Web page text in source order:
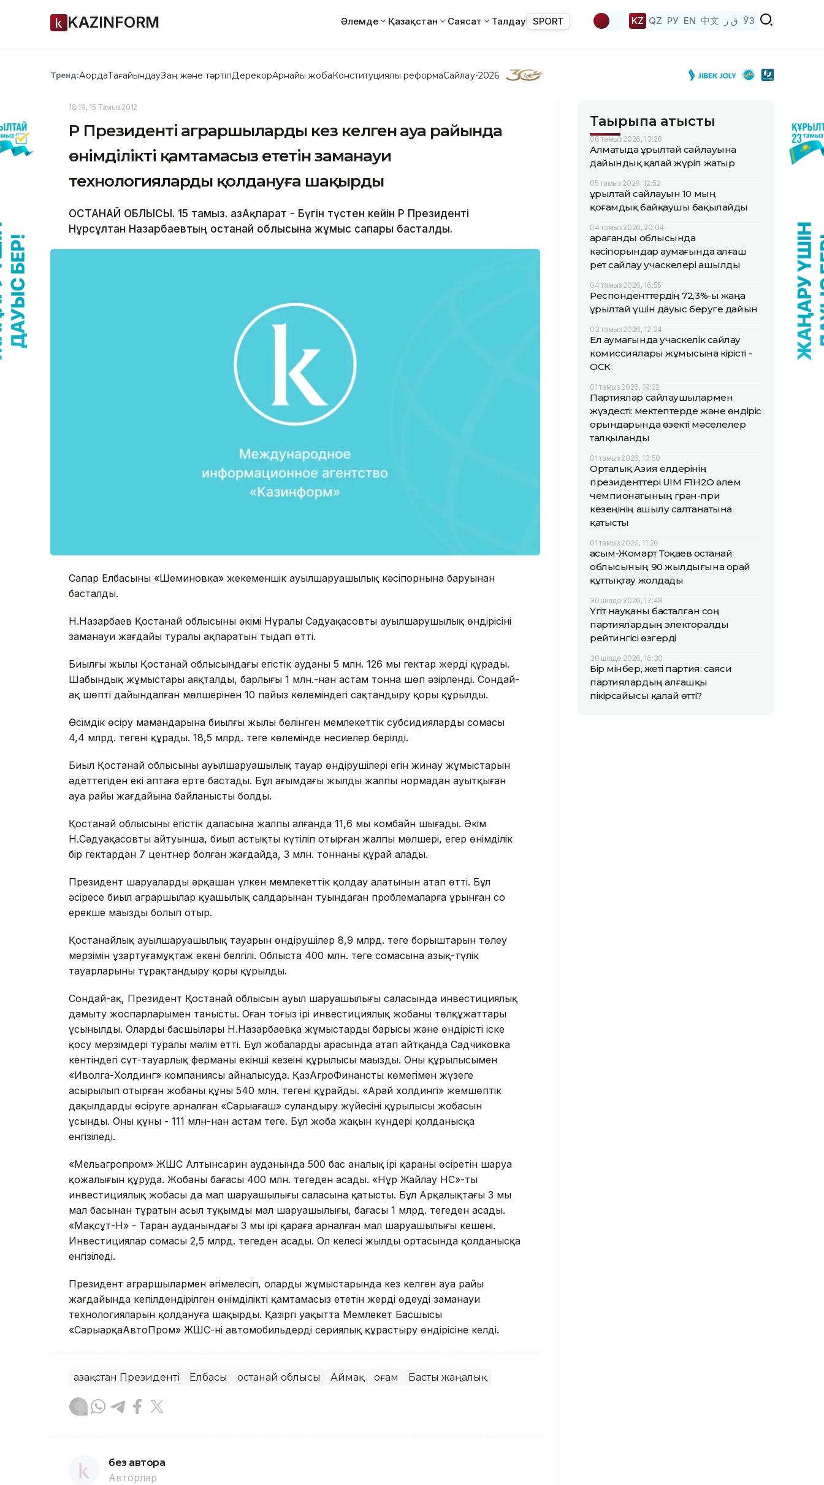
KAZINFORM Әлемде Қазақстан Саясат Талдау SPORT KZ QZ РУ EN 中文 ق ز ЎЗ
Тренд:АқордаТағайындауЗаң және тәртіпДерекқорАрнайы жобаКонституциялық реформаСайлау-2026
18:19, 15 Тамыз 2012
ҚР Президенті аграршыларды кез келген ауа райында
өнімділікті қамтамасыз ететін заманауи
технологияларды қолдануға шақырды
ҚОСТАНАЙ ОБЛЫСЫ. 15 тамыз. ҚазАқпарат - Бүгін түстен кейін ҚР Президенті
Нұрсұлтан Назарбаевтың Қостанай облысына жұмыс сапары басталды.
Сапар Елбасының «Шеминовка» жекеменшік ауылшаруашылық кәсіпорнына баруынан
басталды.
Н.Назарбаев Қостанай облысының әкімі Нұралы Сәдуақасовтың ауылшарушылық өндірісінің
заманауи жағдайы туралы ақпаратын тыңдап өтті.
Биылғы жылы Қостанай облысындағы егістік ауданы 5 млн. 126 мың гектар жерді құрады.
Шабындық жұмыстары аяқталды, барлығы 1 млн.-нан астам тонна шөп әзірленді. Сондай-
ақ шөптің дайындалған мөлшерінен 10 пайыз көлеміндегі сақтандыру қоры құрылды.
Өсімдік өсіру мамандарына биылғы жылы бөлінген мемлекеттік субсидиялардың сомасы
4,4 млрд. теңгені құрады. 18,5 млрд. теңге көлемінде несиелер берілді.
Биыл Қостанай облысының ауылшаруашылық тауар өндірушілері егін жинау жұмыстарын
әдеттегіден екі аптаға ерте бастады. Бұл ағымдағы жылдың жалпы нормадан ауытқыған
ауа райы жағдайына байланысты болды.
Қостанай облысының егістік даласына жалпы алғанда 11,6 мың комбайн шығады. Әкім
Н.Сәдуақасовтың айтуынша, биыл астықтың күтіліп отырған жалпы мөлшері, егер өнімділік
бір гектардан 7 центнер болған жағдайда, 3 млн. тоннаны құрай алады.
Президент шаруалардың әрқашан үлкен мемлекеттік қолдау алатынын атап өтті. Бұл
әсіресе биыл аграршылар қуаңшылық салдарынан туындаған проблемаларға ұрынған соң
ерекше маңызды болып отыр.
Қостанайлық ауылшаруашылық тауарын өндірушілер 8,9 млрд. теңге борыштарын төлеу
мерзімін ұзартуғамұқтаж екені белгілі. Облыста 400 млн. теңге сомасына азық-түлік
тауарларының тұрақтандыру қоры құрылды.
Сондай-ақ, Президент Қостанай облысын ауыл шаруашылығы саласында инвестициялық
дамыту жоспарларымен танысты. Оған тоғыз ірі инвестициялық жобаның төлқұжаттары
ұсынылды. Олардың басшылары Н.Назарбаевқа жұмыстардың барысы және өндірісті іске
қосу мерзімдері туралы мәлім етті. Бұл жобалардың арасында атап айтқанда Садчиковка
кентіндегі сүт-тауарлық ферманың екінші кезеңінің құрылысы маңызды. Оның құрылысымен
«Иволга-Холдинг» компаниясы айналысуда. ҚазАгроФинанстың көмегімен жүзеге
асырылып отырған жобаның құны 540 млн. теңгені құрайды. «Арай холдингі» жемшөптік
дақылдарды өсіруге арналған «Сарыағаш» суландыру жүйесінің құрылысы жобасын
ұсынды. Оның құны - 111 млн-нан астам теңге. Бұл жоба жақын күндері қолданысқа
енгізіледі.
«Мельагропром» ЖШС Алтынсарин ауданында 500 бас аналық ірі қараны өсіретін шаруа
қожалығын құруда. Жобаның бағасы 400 млн. теңгеден асады. «Нұр Жайлау НС»-тың
инвестициялық жобасы да мал шаруашылығы саласына қатысты. Бұл Арқалықтағы 3 мың
мал басынан тұратын асыл тұқымды мал шаруашылығы, бағасы 1 млрд. теңгеден асады.
«Мақсұт-Н» - Таран ауданындағы 3 мың ірі қараға арналған мал шаруашылығы кешені.
Инвестициялар сомасы 2,5 млрд. теңгеден асады. Ол келесі жылдың ортасында қолданысқа
енгізіледі.
Президент аграршылармен әңгімелесіп, оларды жұмыстарында кез келген ауа райы
жағдайында кепілдендірілген өнімділікті қамтамасыз ететін жерді өңдеудің заманауи
технологияларын қолдануға шақырды. Қазіргі уақытта Мемлекет Басшысы
«СарыарқаАвтоПром» ЖШС-нің автомобильдерді сериялық құрастыру өндірісіне келді.
Қазақстан Президенті Елбасы Қостанай облысы Аймақ Қоғам Басты жаңалық
без автора
Авторлар
Тақырыпқа қатысты
06 тамыз 2026, 13:28
Алматыда Құрылтай сайлауына
дайындық қалай жүріп жатыр
05 тамыз 2026, 12:52
Құрылтай сайлауын 10 мың
қоғамдық байқаушы бақылайды
04 тамыз 2026, 20:04
Қарағанды облысында
кәсіпорындар аумағында алғаш
рет сайлау учаскелері ашылды
04 тамыз 2026, 16:55
Респонденттердің 72,3%-ы жаңа
Құрылтай үшін дауыс беруге дайын
03 тамыз 2026, 12:34
Ел аумағында учаскелік сайлау
комиссиялары жұмысына кірісті -
ОСК
01 тамыз 2026, 19:22
Партиялар сайлаушылармен
жүздесті: мектептерде және өндіріс
орындарында өзекті мәселелер
талқыланды
01 тамыз 2026, 13:50
Орталық Азия елдерінің
президенттері UIM F1H2O әлем
чемпионатының гран-при
кезеңінің ашылу салтанатына
қатысты
01 тамыз 2026, 11:26
Қасым-Жомарт Тоқаев Қостанай
облысының 90 жылдығына орай
құттықтау жолдады
30 шілде 2026, 17:48
Үгіт науқаны басталған соң
партиялардың электоралды
рейтингісі өзгерді
30 шілде 2026, 16:30
Бір мінбер, жеті партия: саяси
партиялардың алғашқы
пікірсайысы қалай өтті?